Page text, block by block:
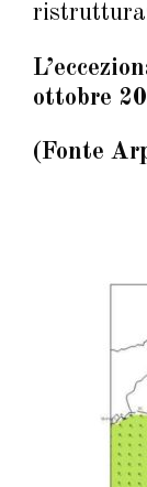
ottobre
(Fonte